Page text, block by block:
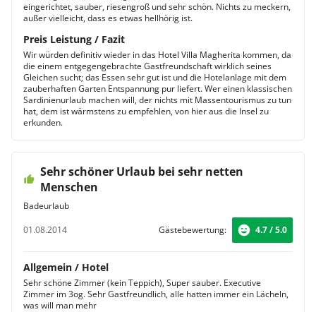
eingerichtet, sauber, riesengroß und sehr schön. Nichts zu meckern,
außer vielleicht, dass es etwas hellhörig ist.
Preis Leistung / Fazit
Wir würden definitiv wieder in das Hotel Villa Magherita kommen, da
die einem entgegengebrachte Gastfreundschaft wirklich seines
Gleichen sucht; das Essen sehr gut ist und die Hotelanlage mit dem
zauberhaften Garten Entspannung pur liefert. Wer einen klassischen
Sardinienurlaub machen will, der nichts mit Massentourismus zu tun
hat, dem ist wärmstens zu empfehlen, von hier aus die Insel zu
erkunden.
Sehr schöner Urlaub bei sehr netten
Menschen
Badeurlaub
01.08.2014
Gästebewertung: 4.7 / 5.0
Allgemein / Hotel
Sehr schöne Zimmer (kein Teppich), Super sauber. Executive
Zimmer im 3og. Sehr Gastfreundlich, alle hatten immer ein Lächeln,
was will man mehr